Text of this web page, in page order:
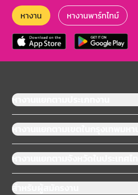
หางาน หางานพาร์ทไทม์
หางานแยกตามประเภทงาน
หางานแยกตามเขตในกรุงเทพมหาน
หางานแยกตามจังหวัดในประเทศไทย
สำหรับผู้สมัครงาน